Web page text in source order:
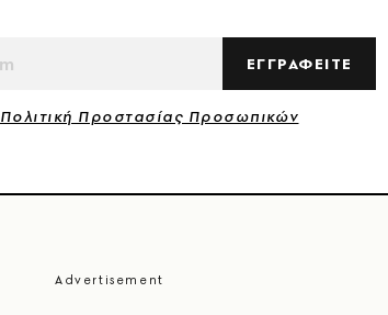
ΕΓΓΡΑΦΕΙΤΕ
Πολιτική Προστασίας Προσωπικών